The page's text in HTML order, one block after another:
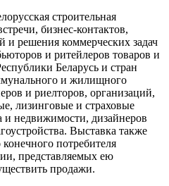
строительная
бизнес-контактов,
и решения коммерческих задач
и ритейлеров товаров и
Беларусь и стран
и жилищного
и риелторов, организаций,
лизинговые и страховые
и недвижимости, дизайнеров
Выставка также
потребителя
представляемых ею
продажи.